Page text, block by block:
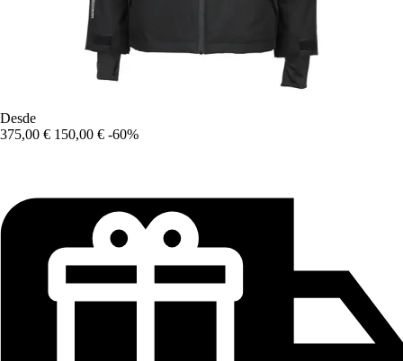
Desde
375,00 € 150,00 € -60%